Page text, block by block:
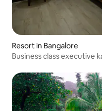
Resort in Bangalore
Business class executive